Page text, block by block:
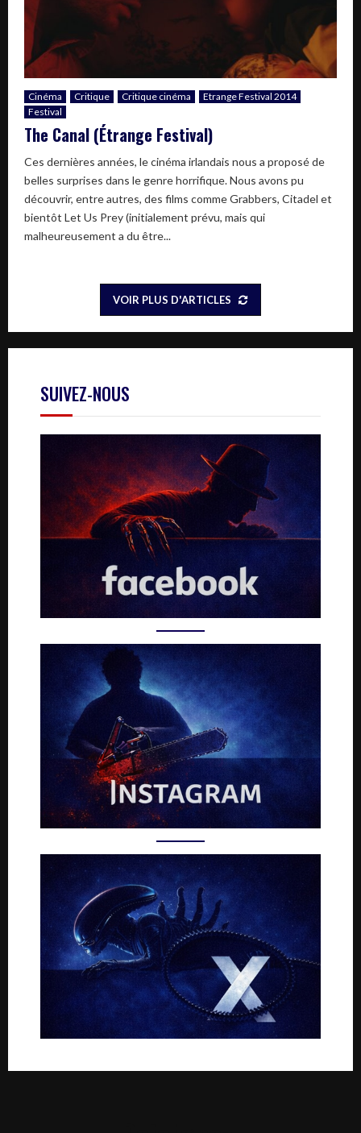
Cinéma Critique Critique cinéma
Etrange Festival 2014
Festival
The Canal (Étrange Festival)
Ces dernières années, le cinéma irlandais nous a proposé de
belles surprises dans le genre horrifique. Nous avons pu
découvrir, entre autres, des films comme Grabbers, Citadel et
bientôt Let Us Prey (initialement prévu, mais qui
malheureusement a du être...
VOIR PLUS D'ARTICLES
SUIVEZ-NOUS